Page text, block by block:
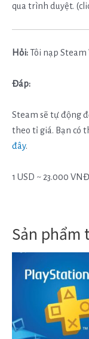
qua trình duyệt.
Hỏi:Tôi nạp
Đáp:
Steam sẽ tự động
theo tỉ giá. Bạn có
đây.
1 USD ~ 23.000
Sản phẩm